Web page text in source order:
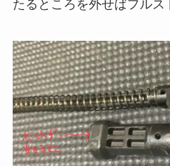
たるところを外せばフルス